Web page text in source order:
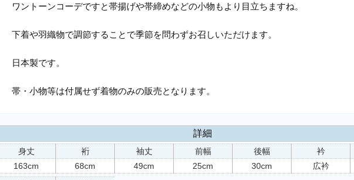
ワントーンコーデですと帯揚げや帯締めなどの小物もより目立ちますね。
下着や羽織物で調節することで季節を問わずお召しいただけます。
日本製です。
帯・小物等は付属せず着物のみの販売となります。
詳細
身丈
163cm
裄
68cm
袖丈
49cm
前幅
25cm
後幅
30cm
衿
広衿